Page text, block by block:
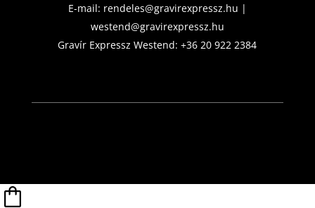
E-mail: rendeles@gravirexpressz.hu |
westend@gravirexpressz.hu
Gravír Expressz Westend:+36 20 922 2384